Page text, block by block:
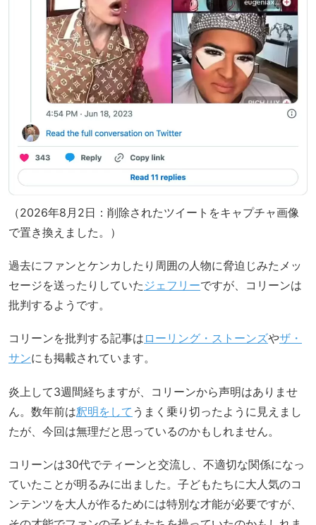
（2026年8月2日：削除されたツイートをキャプチャ画像
で置き換えました。）
過去にファンとケンカしたり周囲の人物に脅迫じみたメッ
セージを送ったりしていた ジェフリーですが、コリーンは
批判するようです。
コリーンを批判する記事は ローリング・ストーンズやザ・
サンにも掲載されています。
炎上して3週間経ちますが、コリーンから声明はありませ
ん。数年前は釈明をして うまく乗り切ったように見えまし
たが、今回は無理だと思っているのかもしれません。
コリーンは30代でティーンと交流し、不適切な関係になっ
ていたことが明るみに出ました。子どもたちに大人気のコ
ンテンツを大人が作るためには特別な才能が必要ですが、